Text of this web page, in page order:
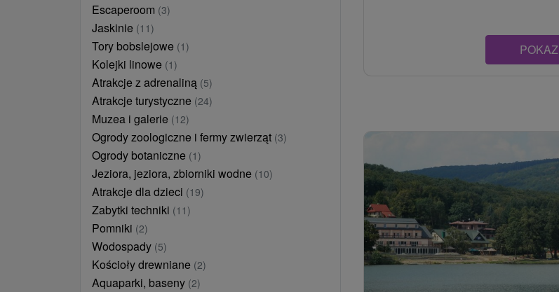
Escaperoom (3)
Jaskinie (11)
Tory bobslejowe (1)
Kolejki linowe (1)
Atrakcje z adrenaliną (5)
Atrakcje turystyczne (24)
Muzea i galerie (12)
Ogrody zoologiczne i fermy zwierząt (3)
Ogrody botaniczne (1)
Jeziora, jeziora, zbiorniki wodne (10)
Atrakcje dla dzieci (19)
Zabytki techniki (11)
Pomniki (2)
Wodospady (5)
Kościoły drewniane (2)
Aquaparki, baseny (2)
POKAZ